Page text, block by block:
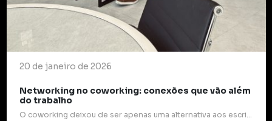
20 de janeiro de 2026
Networking no coworking: conexões que vão além
do trabalho
O coworking deixou de ser apenas uma alternativa aos escritórios tradicionais e passou a ocupar um papel estratégico na forma como profissionais e empresas se relacionam. Mais do que mesas compartilhadas e internet rápida, esses espaços são verdadeiros pontos de encontro para ideias, experiências e oportunidades. Um dos grandes diferenciais do coworking é o networking […]